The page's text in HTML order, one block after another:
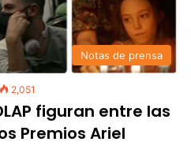
Notas de prensa
2,051
figuran entre las
Premios Ariel